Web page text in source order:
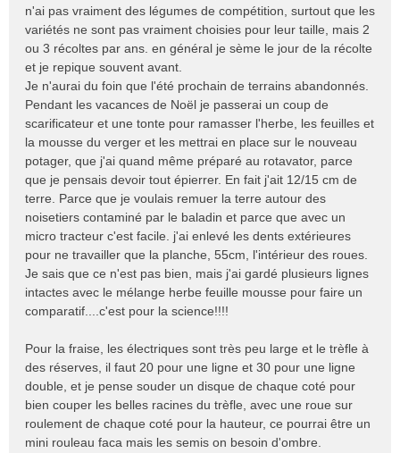
n'ai pas vraiment des légumes de compétition, surtout que les
variétés ne sont pas vraiment choisies pour leur taille, mais 2
ou 3 récoltes par ans. en général je sème le jour de la récolte
et je repique souvent avant.
Je n'aurai du foin que l'été prochain de terrains abandonnés.
Pendant les vacances de Noël je passerai un coup de
scarificateur et une tonte pour ramasser l'herbe, les feuilles et
la mousse du verger et les mettrai en place sur le nouveau
potager, que j'ai quand même préparé au rotavator, parce
que je pensais devoir tout épierrer. En fait j'ait 12/15 cm de
terre. Parce que je voulais remuer la terre autour des
noisetiers contaminé par le baladin et parce que avec un
micro tracteur c'est facile. j'ai enlevé les dents extérieures
pour ne travailler que la planche, 55cm, l'intérieur des roues.
Je sais que ce n'est pas bien, mais j'ai gardé plusieurs lignes
intactes avec le mélange herbe feuille mousse pour faire un
comparatif....c'est pour la science!!!!
Pour la fraise, les électriques sont très peu large et le trèfle à
des réserves, il faut 20 pour une ligne et 30 pour une ligne
double, et je pense souder un disque de chaque coté pour
bien couper les belles racines du trèfle, avec une roue sur
roulement de chaque coté pour la hauteur, ce pourrai être un
mini rouleau faca mais les semis on besoin d'ombre.